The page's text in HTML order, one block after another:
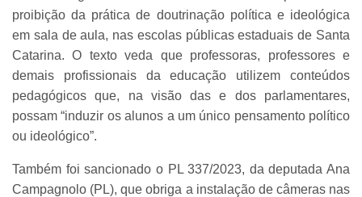
proibição da prática de doutrinação política e ideológica
em sala de aula, nas escolas públicas estaduais de Santa
Catarina. O texto veda que professoras, professores e
demais profissionais da educação utilizem conteúdos
pedagógicos que, na visão das e dos parlamentares,
possam “induzir os alunos a um único pensamento político
ou ideológico”.
Também foi sancionado o PL 337/2023, da deputada Ana
Campagnolo (PL), que obriga a instalação de câmeras nas